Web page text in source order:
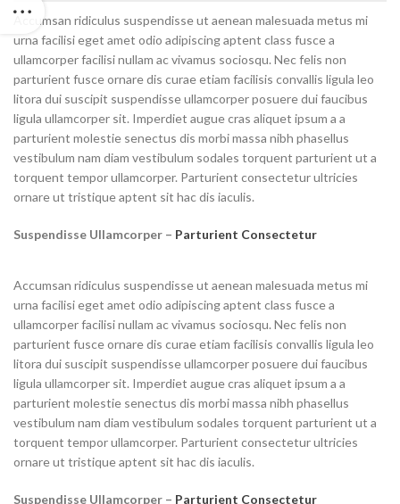
Accumsan ridiculus suspendisse ut aenean malesuada metus mi
urna facilisi eget amet odio adipiscing aptent class fusce a
ullamcorper facilisi nullam ac vivamus sociosqu. Nec felis non
parturient fusce ornare dis curae etiam facilisis convallis ligula leo
litora dui suscipit suspendisse ullamcorper posuere dui faucibus
ligula ullamcorper sit. Imperdiet augue cras aliquet ipsum a a
parturient molestie senectus dis morbi massa nibh phasellus
vestibulum nam diam vestibulum sodales torquent parturient ut a
torquent tempor ullamcorper. Parturient consectetur ultricies
ornare ut tristique aptent sit hac dis iaculis.
Suspendisse Ullamcorper – Parturient Consectetur
Accumsan ridiculus suspendisse ut aenean malesuada metus mi
urna facilisi eget amet odio adipiscing aptent class fusce a
ullamcorper facilisi nullam ac vivamus sociosqu. Nec felis non
parturient fusce ornare dis curae etiam facilisis convallis ligula leo
litora dui suscipit suspendisse ullamcorper posuere dui faucibus
ligula ullamcorper sit. Imperdiet augue cras aliquet ipsum a a
parturient molestie senectus dis morbi massa nibh phasellus
vestibulum nam diam vestibulum sodales torquent parturient ut a
torquent tempor ullamcorper. Parturient consectetur ultricies
ornare ut tristique aptent sit hac dis iaculis.
Suspendisse Ullamcorper – Parturient Consectetur